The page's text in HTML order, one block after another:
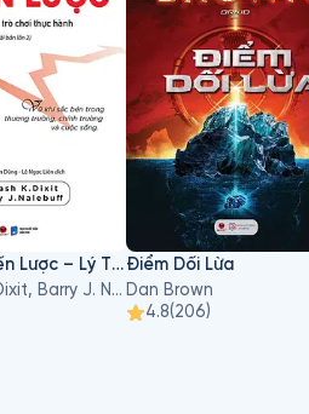
Tư Duy Chiến Lược – Lý Thuyết Trò Chơi Thực Hành
Avinash K. Dixit, Barry J. Nalebuff
Điểm Dối Lừa
Dan Brown
4.8(206)